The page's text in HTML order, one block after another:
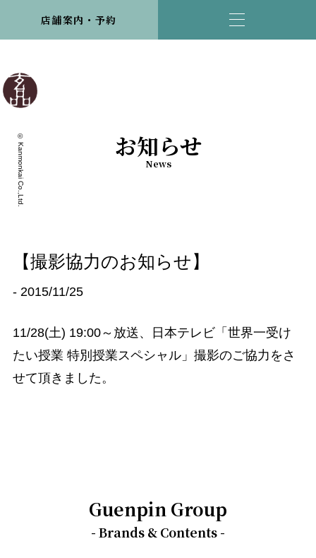
店舗案内・予約
© Kanmonkai Co.,Ltd. お知らせ
News
【撮影協力のお知らせ】
- 2015/11/25
11/28(土) 19:00～放送、日本テレビ「世界一受け
たい授業 特別授業スペシャル」撮影のご協力をさ
せて頂きました。
Guenpin Group
- Brands & Contents -